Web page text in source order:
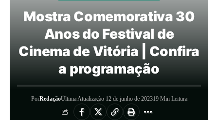
Mostra Comemorativa 30
Anos do Festival de
Cinema de Vitória | Confira
a programação
PorRedaçãoÚltima Atualização 12 de junho de 202319 Min Leitura